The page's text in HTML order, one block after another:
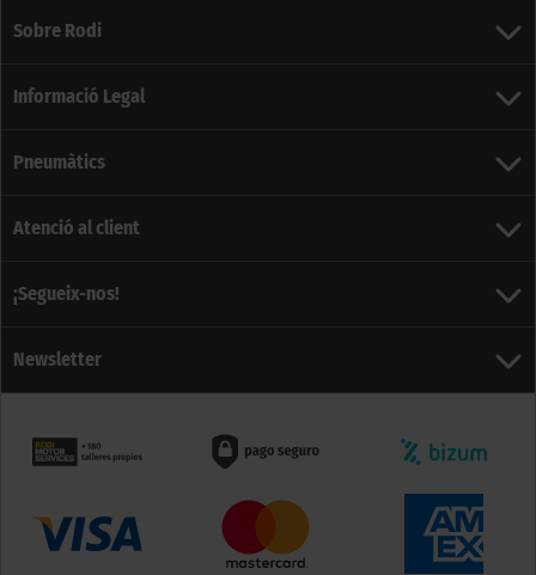
Sobre Rodi
Informació Legal
Pneumàtics
Atenció al client
¡Segueix-nos!
Newsletter